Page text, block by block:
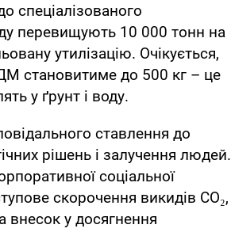
спеціалізованого
перевищують 10 000 тонн на
утилізацію. Очікується,
становитиме до 500 кг – це
у ґрунт і воду.
ставлення до
рішень і залучення людей.
соціальної
скорочення викидів CO₂,
внесок у досягнення